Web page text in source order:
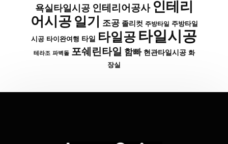
욕실타일시공 인테리어공사 인테리
어시공 일기 조공 졸리컷 주방타일 주방타일
시공 타이완여행 타일 타일공타일시공
테라조 파벽돌 포쉐린타일 함빠 현관타일시공 화
장실